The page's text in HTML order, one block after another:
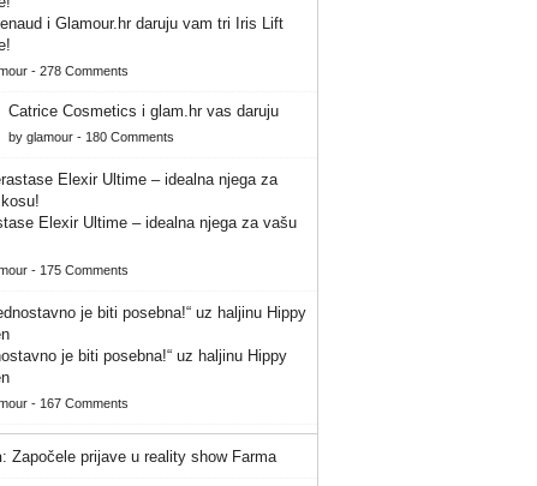
i Glamour.hr daruju vam tri Iris Lift
- 278 Comments
Catrice Cosmetics i glam.hr vas daruju
by glamour - 180 Comments
Elexir Ultime – idealna njega za vašu
- 175 Comments
je biti posebna!“ uz haljinu Hippy
- 167 Comments
: Započele prijave u reality show Farma